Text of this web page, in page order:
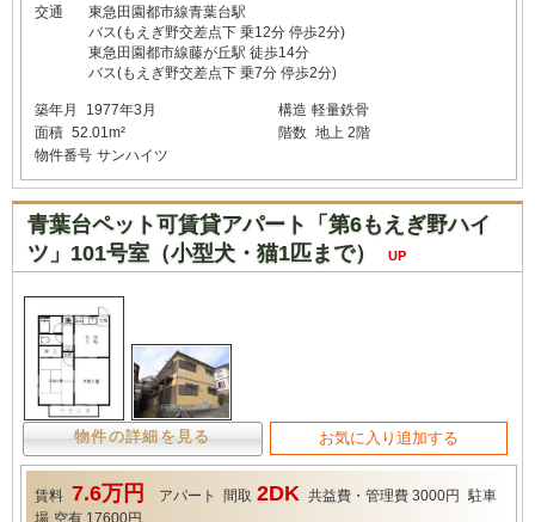
交通
東急田園都市線青葉台駅
バス(もえぎ野交差点下 乗12分 停歩2分)
東急田園都市線藤が丘駅 徒歩14分
バス(もえぎ野交差点下 乗7分 停歩2分)
築年月 1977年3月 構造 軽量鉄骨
面積 52.01m² 階数 地上 2階
物件番号 サンハイツ
青葉台ペット可賃貸アパート「第6もえぎ野ハイ
ツ」101号室（小型犬・猫1匹まで）
UP
物件の詳細を見る お気に入り追加する
賃料 7.6万円 アパート 間取 2DK 共益費・管理費 3000円 駐車
場 空有 17600円